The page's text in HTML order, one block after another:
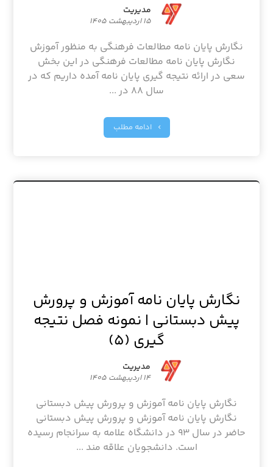
مدیریت
۱۵ اردیبهشت ۱۴۰۵
نگارش پایان نامه مطالعات فرهنگی به منظور آموزش
نگارش پایان نامه مطالعات فرهنگی در این بخش
سعی در ارائه نتیجه گیری پایان نامه آمده داریم که در
سال ۸۸ در ...
ادامه مطلب
نگارش پایان نامه آموزش و پرورش
پیش دبستانی | نمونه فصل نتیجه
گیری (۵)
مدیریت
۱۴ اردیبهشت ۱۴۰۵
نگارش پایان نامه آموزش و پرورش پیش دبستانی
نگارش پایان نامه آموزش و پرورش پیش دبستانی
حاضر در سال ۹۳ در دانشگاه علامه به سرانجام رسیده
است. دانشجویان علاقه مند ...